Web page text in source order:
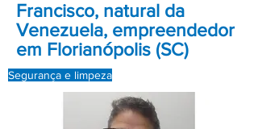
Francisco, natural da
Venezuela, empreendedor
em Florianópolis (SC)
Segurança e limpeza